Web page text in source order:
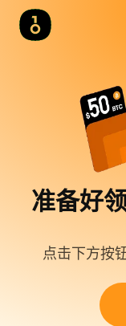
准备好
点击下方按